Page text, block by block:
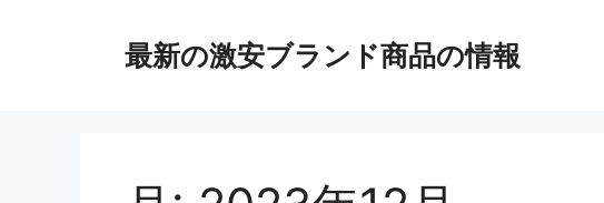
最新の激安ブランド商品の情報